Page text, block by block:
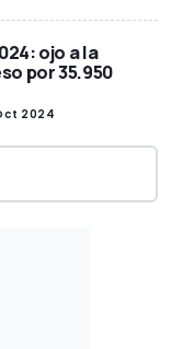
ojo a la
por 35.950
2024